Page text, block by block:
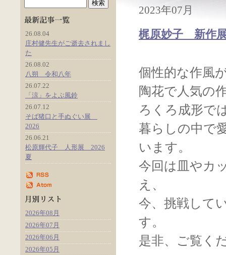
2023年07月
梶原妙子 新作
個性的な作風
陶花で人気の
ろくろ成形で
暮らしの中で
います。
今回は皿やカ
え、
今、挑戦して
す。
是非、ご覧く
26.08.04
庄村健先生がご逝去されまし
た
26.08.02
八朔 令和八年
26.07.22
「涼」をよぶ風鈴
26.07.12
そば猪口と手ぬぐい展
2026
26.06.21
松原輝代子 人形展 2026
夏
2026年08月
2026年07月
2026年06月
2026年05月